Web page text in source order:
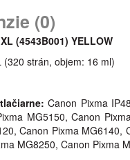
(0)
(4543B001) YELLOW
strán, objem: 16 ml)
tlačiarne:Canon Pixma
MG5150, Canon
Canon Pixma
MG8250, Canon Pixma